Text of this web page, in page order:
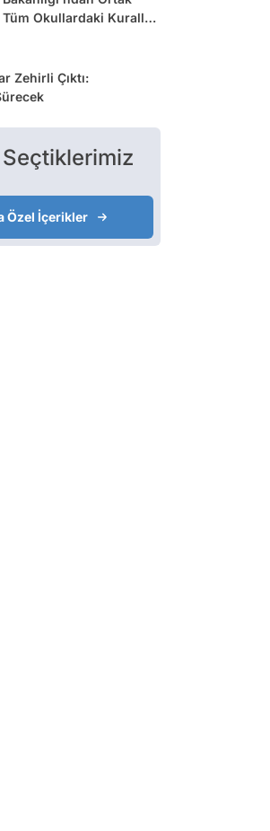
Okullardaki Kurallar
Zehirli Çıktı:
Özel İçerikler